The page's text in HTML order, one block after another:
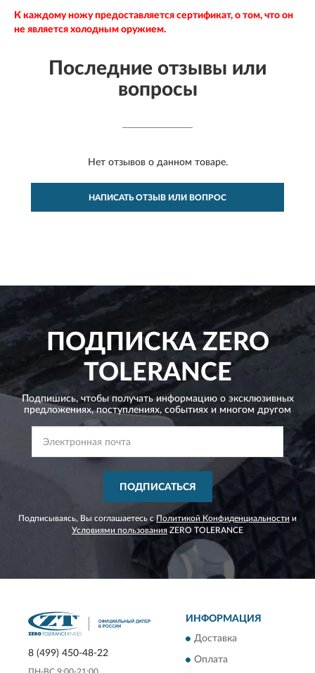
К каждому ножу предоставляется сертификат, о том, что он
не является холодным оружием.
Последние отзывы или
вопросы
Нет отзывов о данном товаре.
НАПИСАТЬ ОТЗЫВ ИЛИ ВОПРОС
ПОДПИСКАZERO
TOLERANCE
Подпишись, чтобы получать информацию о эксклюзивных
предложениях,поступлениях, событиях и многом другом
ПОДПИСАТЬСЯ
Подписываясь, Вы соглашаетесь сПолитикой Конфиденциальности и
Условиями пользования ZERO TOLERANCE
8 (499) 450-48-22
ПН-ВС 9:00-21:00
ИНФОРМАЦИЯ
Доставка
Оплата